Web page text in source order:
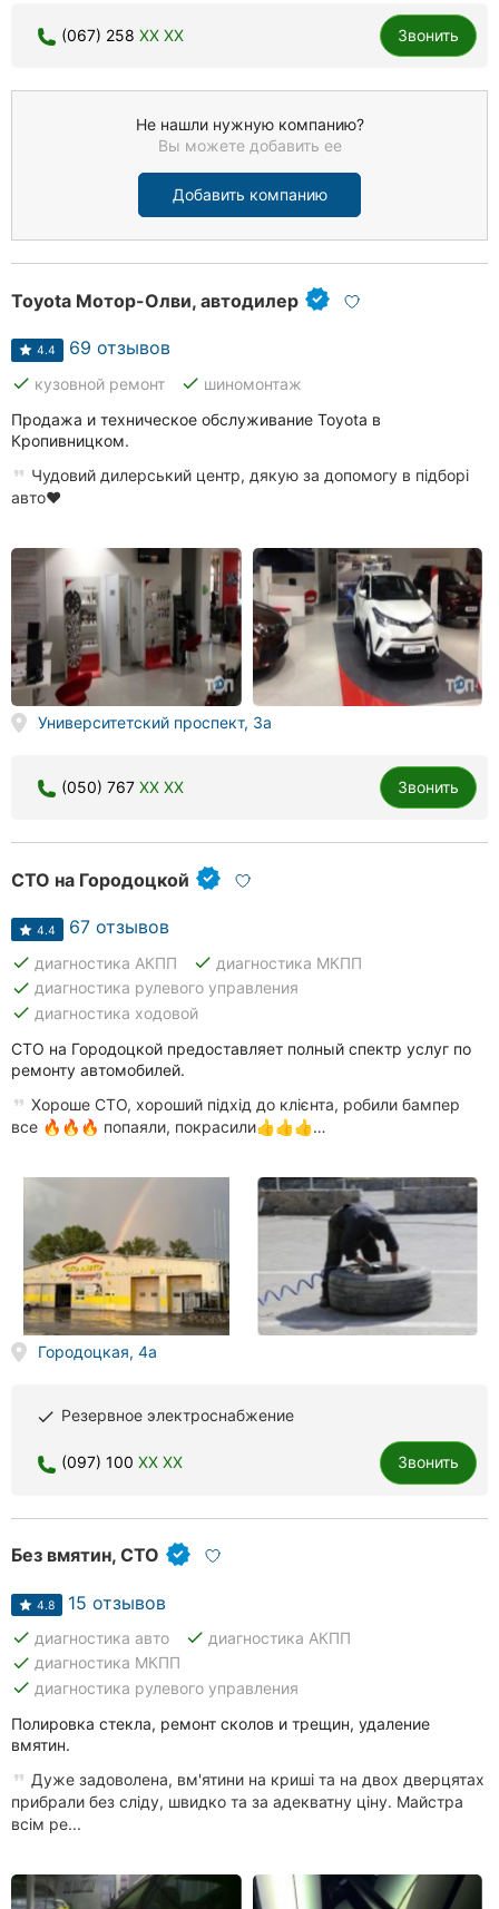
(067) 258 XX XX Звонить
Не нашли нужную компанию?
Вы можете добавить ее
Добавить компанию
Toyota Мотор-Олви, автодилер
4.4 69 отзывов
done кузовной ремонт done шиномонтаж
Продажа и техническое обслуживание Toyota в
Кропивницком.
Чудовий дилерський центр, дякую за допомогу в підборі
авто❤️
Университетский проспект, 3а
(050) 767 XX XX Звонить
СТО на Городоцкой
4.4 67 отзывов
done диагностика АКПП done диагностика МКПП
done диагностика рулевого управления
done диагностика ходовой
СТО на Городоцкой предоставляет полный спектр услуг по
ремонту автомобилей.
Хороше СТО, хороший підхід до клієнта, робили бампер
все 🔥🔥🔥 попаяли, покрасили👍👍👍…
Городоцкая, 4а
done Резервное электроснабжение
(097) 100 XX XX Звонить
Без вмятин, СТО
4.8 15 отзывов
done диагностика авто done диагностика АКПП
done диагностика МКПП
done диагностика рулевого управления
Полировка стекла, ремонт сколов и трещин, удаление
вмятин.
Дуже задоволена, вм'ятини на криші та на двох дверцятах
прибрали без сліду, швидко та за адекватну ціну. Майстра
всім ре...